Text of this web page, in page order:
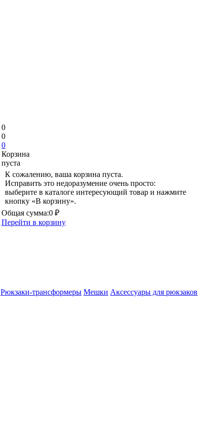
0
0
0
Корзина
пуста
К сожалению, ваша корзина пуста.
Исправить это недоразумение очень просто:
выберите в каталоге интересующий товар и нажмите
кнопку «В корзину».
Общая сумма:0 ₽
Перейти в корзину
Рюкзаки-трансформеры Мешки Аксессуары для рюкзаков